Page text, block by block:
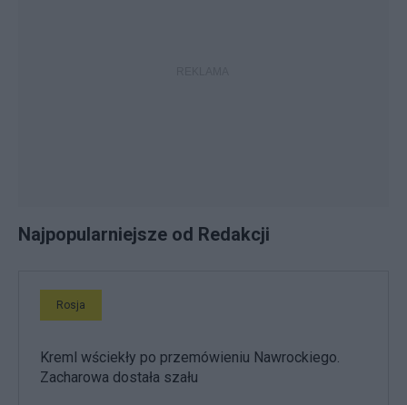
Najpopularniejsze od Redakcji
Rosja
Kreml wściekły po przemówieniu Nawrockiego.
Zacharowa dostała szału